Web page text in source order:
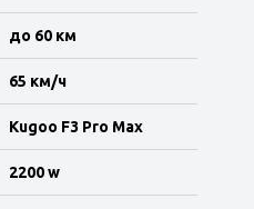
до 60 км
65 км/ч
Kugoo F3 Pro Max
2200 w